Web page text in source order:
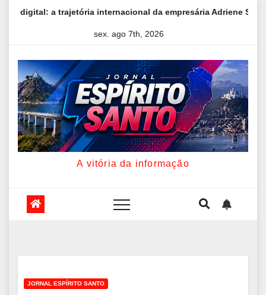
internacional da empresária Adriene Silva Livro
sex. ago 7th, 2026
A vitória da informação
JORNAL ESPÍRITO SANTO